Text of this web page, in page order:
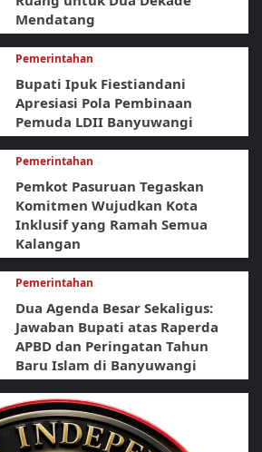
Mendatang
Pemerintahan
Bupati Ipuk Fiestiandani
Apresiasi Pola Pembinaan
Pemuda LDII Banyuwangi
Pemerintahan
Pemkot Pasuruan Tegaskan
Komitmen Wujudkan Kota
Inklusif yang Ramah Semua
Kalangan
Pemerintahan
Dua Agenda Besar Sekaligus:
Jawaban Bupati atas Raperda
APBD dan Peringatan Tahun
Baru Islam di Banyuwangi